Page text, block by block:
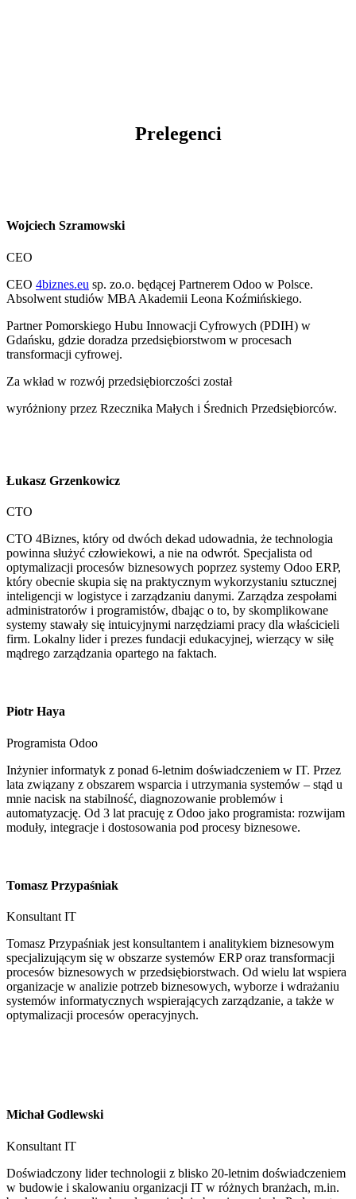
Prelegenci
Wojciech Szramowski
CEO
CEO 4biznes.eu sp. zo.o. będącej Partnerem Odoo w Polsce.
Absolwent studiów MBA Akademii Leona Koźmińskiego.
Partner Pomorskiego Hubu Innowacji Cyfrowych (PDIH) w
Gdańsku, gdzie doradza przedsiębiorstwom w procesach
transformacji cyfrowej.
Za wkład w rozwój przedsiębiorczości został
wyróżniony przez Rzecznika Małych i Średnich Przedsiębiorców.
Łukasz Grzenkowicz
CTO
CTO 4Biznes, który od dwóch dekad udowadnia, że technologia
powinna służyć człowiekowi, a nie na odwrót. Specjalista od
optymalizacji procesów biznesowych poprzez systemy Odoo ERP,
który obecnie skupia się na praktycznym wykorzystaniu sztucznej
inteligencji w logistyce i zarządzaniu danymi. Zarządza zespołami
administratorów i programistów, dbając o to, by skomplikowane
systemy stawały się intuicyjnymi narzędziami pracy dla właścicieli
firm. Lokalny lider i prezes fundacji edukacyjnej, wierzący w siłę
mądrego zarządzania opartego na faktach.
Piotr Haya
Programista Odoo
Inżynier informatyk z ponad 6-letnim doświadczeniem w IT. Przez
lata związany z obszarem wsparcia i utrzymania systemów – stąd u
mnie nacisk na stabilność, diagnozowanie problemów i
automatyzację. Od 3 lat pracuję z Odoo jako programista: rozwijam
moduły, integracje i dostosowania pod procesy biznesowe.
Tomasz Przypaśniak
Konsultant IT
Tomasz Przypaśniak jest konsultantem i analitykiem biznesowym
specjalizującym się w obszarze systemów ERP oraz transformacji
procesów biznesowych w przedsiębiorstwach. Od wielu lat wspiera
organizacje w analizie potrzeb biznesowych, wyborze i wdrażaniu
systemów informatycznych wspierających zarządzanie, a także w
optymalizacji procesów operacyjnych.
Michał Godlewski
Konsultant IT
Doświadczony lider technologii z blisko 20-letnim doświadczeniem
w budowie i skalowaniu organizacji IT w różnych branżach, m.in.